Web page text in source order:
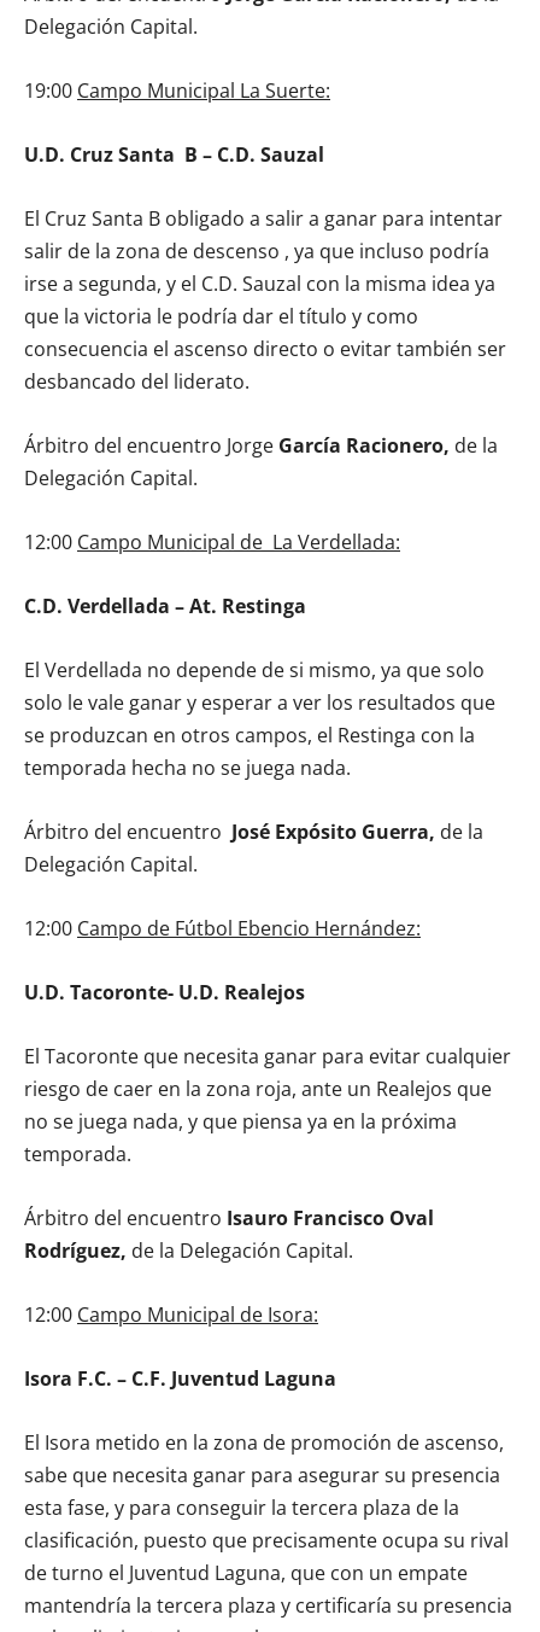
Delegación Capital.
19:00 Campo Municipal La Suerte:
U.D. Cruz Santa B – C.D. Sauzal
El Cruz Santa B obligado a salir a ganar para intentar
salir de la zona de descenso , ya que incluso podría
irse a segunda, y el C.D. Sauzal con la misma idea ya
que la victoria le podría dar el título y como
consecuencia el ascenso directo o evitar también ser
desbancado del liderato.
Árbitro del encuentro Jorge García Racionero, de la
Delegación Capital.
12:00 Campo Municipal de La Verdellada:
C.D. Verdellada – At. Restinga
El Verdellada no depende de si mismo, ya que solo
solo le vale ganar y esperar a ver los resultados que
se produzcan en otros campos, el Restinga con la
temporada hecha no se juega nada.
Árbitro del encuentro José Expósito Guerra, de la
Delegación Capital.
12:00 Campo de Fútbol Ebencio Hernández:
U.D. Tacoronte- U.D. Realejos
El Tacoronte que necesita ganar para evitar cualquier
riesgo de caer en la zona roja, ante un Realejos que
no se juega nada, y que piensa ya en la próxima
temporada.
Árbitro del encuentro Isauro Francisco Oval
Rodríguez, de la Delegación Capital.
12:00 Campo Municipal de Isora:
Isora F.C. – C.F. Juventud Laguna
El Isora metido en la zona de promoción de ascenso,
sabe que necesita ganar para asegurar su presencia
esta fase, y para conseguir la tercera plaza de la
clasificación, puesto que precisamente ocupa su rival
de turno el Juventud Laguna, que con un empate
mantendría la tercera plaza y certificaría su presencia